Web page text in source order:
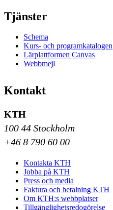
Tjänster
Schema
Kurs- och programkatalogen
Lärplattformen Canvas
Webbmejl
Kontakt
KTH
100 44 Stockholm
+46 8 790 60 00
Kontakta KTH
Jobba på KTH
Press och media
Faktura och betalning KTH
Om KTH:s webbplatser
Tillgänglighetsredogörelse